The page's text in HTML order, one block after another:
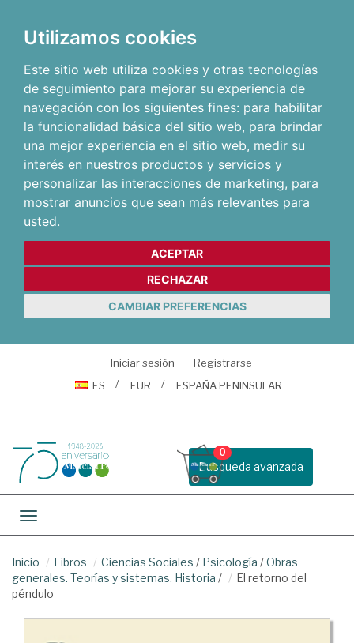
Utilizamos cookies
Este sitio web utiliza cookies y otras tecnologías
de seguimiento para mejorar su experiencia de
navegación con los siguientes fines: para habilitar
la funcionalidad básica del sitio web, para brindar
una mejor experiencia en el sitio web, medir su
interés en nuestros productos y servicios y
personalizar las interacciones de marketing, para
mostrar anuncios que sean más relevantes para
usted.
ACEPTAR
RECHAZAR
CAMBIAR PREFERENCIAS
Iniciar sesión
Registrarse
ES
EUR ESPAÑA PENINSULAR
Busqueda avanzada
0
Toggle navigation
Inicio Libros Ciencias Sociales / Psicología /Obras
generales. Teorías y sistemas. Historia /
El retorno del
péndulo